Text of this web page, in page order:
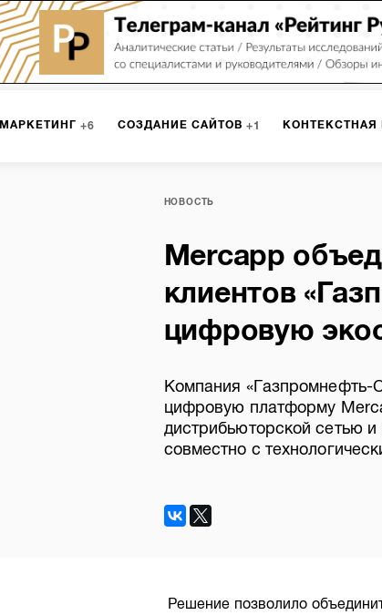
МАРКЕТИНГ 6 СОЗДАНИЕ САЙТОВ 1
ИНТЕРНЕТ-МАРКЕТИНГ
МОБИЛЬНАЯ РАЗРАБОТКА ЮЗАБИЛИТИ ИНТРАНЕТ
НОВОСТЬ
Mercapp
клиентов
цифровую
Компания «Газпромнефть-
цифровую платформу
дистрибьюторской сетью
совместно с
Решение позволило